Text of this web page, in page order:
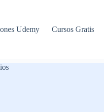
Udemy Cursos Gratis